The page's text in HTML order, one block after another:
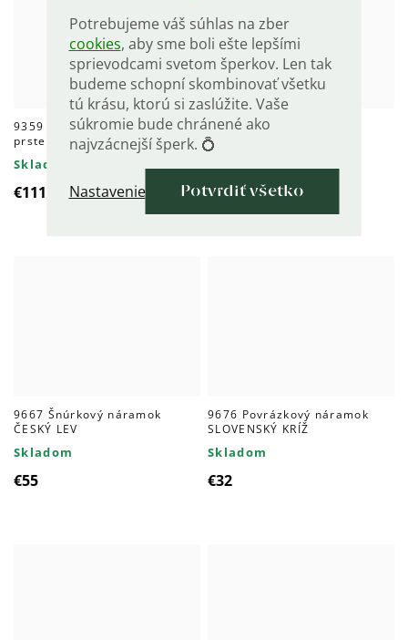
Potrebujeme váš súhlas na zber
cookies, aby sme boli ešte lepšími
sprievodcami svetom šperkov. Len tak
budeme schopní skombinovať všetku
tú krásu, ktorú si zaslúžite. Vaše
súkromie bude chránené ako
najvzácnejší šperk. 💍
Nastavenie Potvrdiť všetko
9359 Pánsky strieborný
prsteň ONYX
Skladom
€111,50
9600 Pánsky strieborný
prsteň ČESKÝ LEV
€104
9667 Šnúrkový náramok
ČESKÝ LEV
Skladom
€55
9676 Povrázkový náramok
SLOVENSKÝ KRÍŽ
Skladom
€32